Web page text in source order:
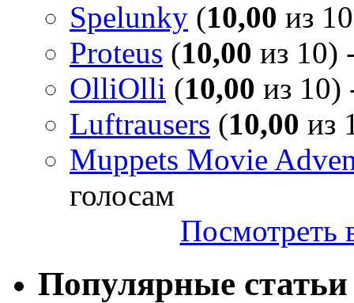
Spelunky (10,00 из
Proteus (10,00 из 10)
OlliOlli (10,00 из 10)
Luftrausers (10,00 из
Muppets Movie
голосам
Посмотреть
Популярные статьи